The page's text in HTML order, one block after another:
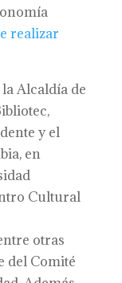
realizar
Alcaldía de
y el
en
Cultural
otras
del Comité